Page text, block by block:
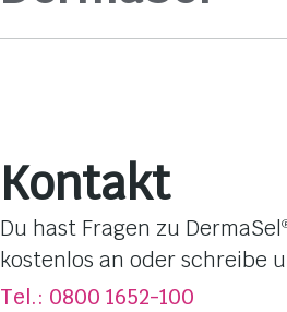
Pflege-Linien
Hautbedürfnisse
Dufterlebnisse
Totes Meer Salz
Über DermaSel
Kontakt
Du hast Fragen zu DermaSel
kostenlos an oder schreibe
Tel.: 0800 1652-100